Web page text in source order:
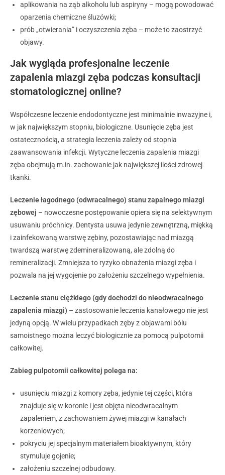
aplikowania na ząb alkoholu lub aspiryny – mogą powodować
oparzenia chemiczne śluzówki;
prób „otwierania” i oczyszczenia zęba – może to zaostrzyć
objawy.
Jak wygląda profesjonalne leczenie
zapalenia miazgi zęba podczas konsultacji
stomatologicznej online?
Współczesne leczenie endodontyczne jest minimalnie inwazyjne i,
w jak największym stopniu, biologiczne. Usunięcie zęba jest
ostatecznością, a strategia leczenia zależy od stopnia
zaawansowania infekcji. Wytyczne leczenia zapalenia miazgi
zęba obejmują m.in. zachowanie jak największej ilości zdrowej
tkanki.
Leczenie łagodnego (odwracalnego) stanu zapalnego miazgi
zębowej – nowoczesne postępowanie opiera się na selektywnym
usuwaniu próchnicy. Dentysta usuwa jedynie zewnętrzną, miękką
i zainfekowaną warstwę zębiny, pozostawiając nad miazgą
twardszą warstwę zdemineralizowaną, ale zdolną do
remineralizacji. Zmniejsza to ryzyko obnażenia miazgi zęba i
pozwala na jej wygojenie po założeniu szczelnego wypełnienia.
Leczenie stanu ciężkiego (gdy dochodzi do nieodwracalnego
zapalenia miazgi) – zastosowanie leczenia kanałowego nie jest
jedyną opcją. W wielu przypadkach zęby z objawami bólu
samoistnego można leczyć biologicznie za pomocą pulpotomii
całkowitej.
Zabieg pulpotomii całkowitej polega na:
usunięciu miazgi z komory zęba, jedynie tej części, która
znajduje się w koronie i jest objęta nieodwracalnym
zapaleniem, z zachowaniem żywej miazgi w kanałach
korzeniowych;
pokryciu jej specjalnym materiałem bioaktywnym, który
stymuluje gojenie;
założeniu szczelnej odbudowy.